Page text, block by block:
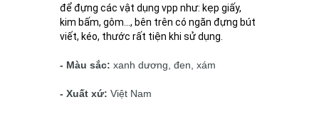
để đựng các vật dụng vpp như: kẹp giấy,
kim bấm, gôm..., bên trên có ngăn đựng bút
viết, kéo, thước rất tiện khi sử dụng.
- Màu sắc: xanh dương, đen, xám
- Xuất xứ: Việt Nam